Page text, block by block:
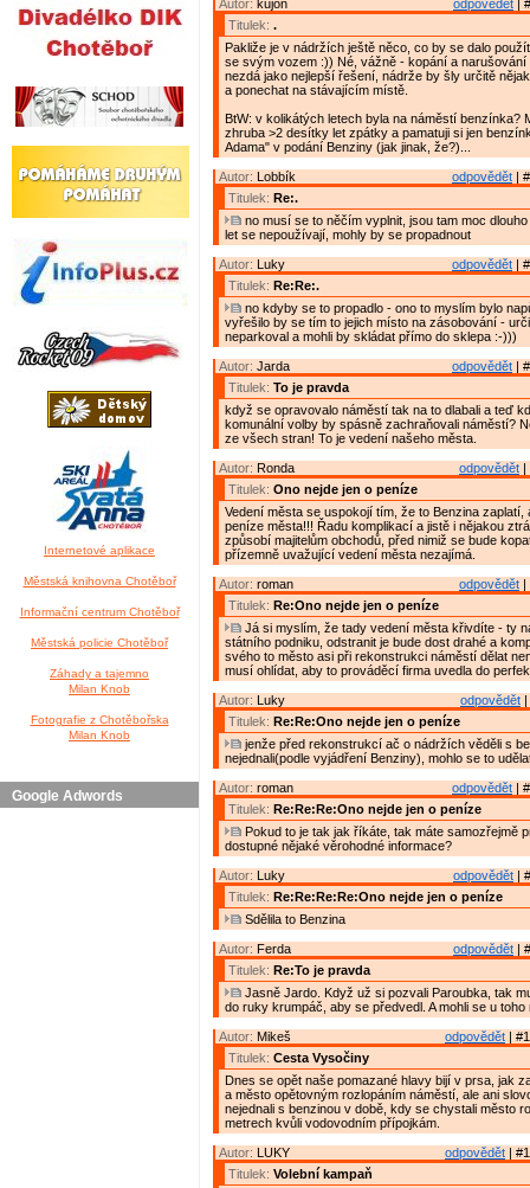
Internetové aplikace
Městská knihovna Chotěboř
Informační centrum Chotěboř
Městská policie Chotěboř
Záhady a tajemno
Milan Knob
Fotografie z Chotěbořska
Milan Knob
Google Adwords
odpovědět |
Autor: kujon
Titulek: .
Pakliže je v nádržích ještě něco, co by se dalo
se svým vozem :)) Né, vážně - kopání a narušování
nezdá jako nejlepší řešení, nádrže by šly určitě
a ponechat na stávajícím místě.
BtW: v kolikátých letech byla na náměstí benzínka?
zhruba >2 desítky let zpátky a pamatuji si jen
Adama" v podání Benziny (jak jinak, že?)...
odpovědět |
Autor: Lobbík
Titulek: Re:.
no musí se to něčím vyplnit, jsou tam moc
let se nepoužívají, mohly by se propadnout
odpovědět |
Autor: Luky
Titulek: Re:Re:.
no kdyby se to propadlo - ono to myslím bylo
vyřešilo by se tím to jejich místo na zásobování -
neparkoval a mohli by skládat přímo do sklepa :-)))
odpovědět |
Autor: Jarda
Titulek: To je pravda
když se opravovalo náměstí tak na to dlabali a teď
komunální volby by spásně zachraňovali náměstí?
ze všech stran! To je vedení našeho města.
odpovědět |
Autor: Ronda
Titulek: Ono nejde jen o peníze
Vedení města se uspokojí tím, že to Benzina zaplatí,
peníze města!!! Řadu komplikací a jistě i nějakou
způsobí majitelům obchodů, před nimiž se bude
přízemně uvažující vedení města nezajímá.
odpovědět |
Autor: roman
Titulek: Re:Ono nejde jen o peníze
Já si myslím, že tady vedení města křivdíte - ty
státního podniku, odstranit je bude dost drahé a
svého to město asi při rekonstrukci náměstí dělat
musí ohlídat, aby to prováděcí firma uvedla do
odpovědět
Autor: Luky
Titulek: Re:Re:Ono nejde jen o peníze
jenže před rekonstrukcí ač o nádržích věděli s
nejednali(podle vyjádření Benziny), mohlo se to
odpovědět |
Autor: roman
Titulek: Re:Re:Re:Ono nejde jen o peníze
Pokud to je tak jak říkáte, tak máte samozřejmě
dostupné nějaké věrohodné informace?
odpovědět |
Autor: Luky
Titulek: Re:Re:Re:Re:Ono nejde jen o peníze
Sdělila to Benzina
odpovědět |
Autor: Ferda
Titulek: Re:To je pravda
Jasně Jardo. Když už si pozvali Paroubka, tak
do ruky krumpáč, aby se předvedl. A mohli se u toho
odpovědět |
Autor: Mikeš
Titulek: Cesta Vysočiny
Dnes se opět naše pomazané hlavy bijí v prsa, jak
a město opětovným rozlopáním náměstí, ale ani
nejednali s benzinou v době, kdy se chystali město
metrech kvůli vodovodním přípojkám.
odpovědět |
Autor: LUKY
Titulek: Volební kampaň